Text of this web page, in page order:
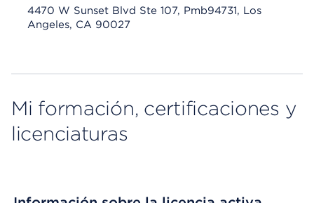
4470 W Sunset Blvd Ste 107, Pmb94731, Los
Angeles, CA 90027
Mi formación, certificaciones y
licenciaturas